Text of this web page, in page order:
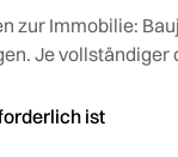
zur Immobilie:
Je
ist